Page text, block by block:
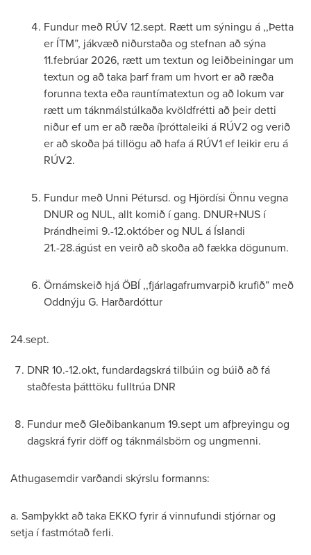
Fundur með RÚV 12.sept. Rætt um sýningu á ,,Þetta
er ÍTM”, jákvæð niðurstaða og stefnan að sýna
11.febrúar 2026, rætt um textun og leiðbeiningar um
textun og að taka þarf fram um hvort er að ræða
forunna texta eða rauntímatextun og að lokum var
rætt um táknmálstúlkaða kvöldfrétti að þeir detti
niður ef um er að ræða íþróttaleiki á RÚV2 og verið
er að skoða þá tillögu að hafa á RÚV1 ef leikir eru á
RÚV2.
Fundur með Unni Pétursd. og Hjördísi Önnu vegna
DNUR og NUL, allt komið í gang. DNUR+NUS í
Þrándheimi 9.-12.október og NUL á Íslandi
21.-28.ágúst en veirð að skoða að fækka dögunum.
Örnámskeið hjá ÖBÍ ,,fjárlagafrumvarpið krufið” með
Oddnýju G. Harðardóttur
24.sept.
DNR 10.-12.okt, fundardagskrá tilbúin og búið að fá
staðfesta þátttöku fulltrúa DNR
Fundur með Gleðibankanum 19.sept um afþreyingu og
dagskrá fyrir döff og táknmálsbörn og ungmenni.
Athugasemdir varðandi skýrslu formanns:
a. Samþykkt að taka EKKO fyrir á vinnufundi stjórnar og
setja í fastmótað ferli.